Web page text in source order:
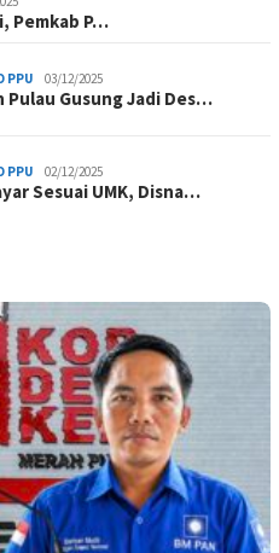
Pemkab P…
PPU 03/12/2025
Pulau Gusung Jadi Des…
PPU 02/12/2025
Sesuai UMK, Disna…